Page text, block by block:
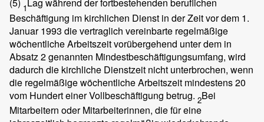
(5) 1 Lag während der fortbestehenden beruflichen
Beschäftigung im kirchlichen Dienst in der Zeit vor dem 1.
Januar 1993 die vertraglich vereinbarte regelmäßige
wöchentliche Arbeitszeit vorübergehend unter dem in
Absatz 2 genannten Mindestbeschäftigungsumfang, wird
dadurch die kirchliche Dienstzeit nicht unterbrochen, wenn
die regelmäßige wöchentliche Arbeitszeit mindestens 20
vom Hundert einer Vollbeschäftigung betrug. 2Bei
Mitarbeitern oder Mitarbeiterinnen, die für eine